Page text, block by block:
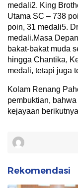
medali2. King
Utama SC – 738
poin, 31 medali5.
medali.Masa
bakat-bakat muda
hingga Chantika,
medali, tetapi juga
Kolam Renang
pembuktian,
kejayaan
Rekomendasi